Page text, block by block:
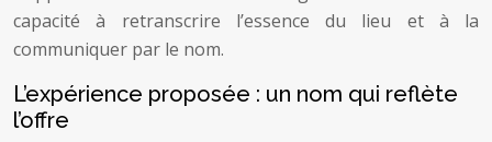
capacité à retranscrire l’essence du lieu et à la
communiquer par le nom.
L’expérience proposée : un nom qui reflète
l’offre